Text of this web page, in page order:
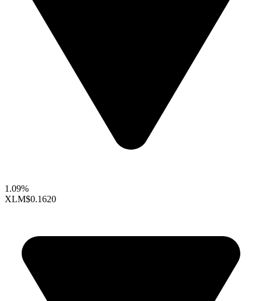
1.09%
XLM$0.1620